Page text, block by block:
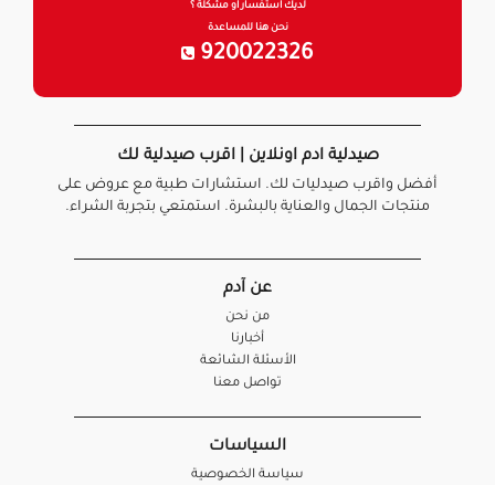
لديك استفسار او مشكلة ؟
نحن هنا للمساعدة
920022326
صيدلية ادم اونلاين | اقرب صيدلية لك
أفضل واقرب صيدليات لك. استشارات طبية مع عروض على
منتجات الجمال والعناية بالبشرة. استمتعي بتجربة الشراء.
عن آدم
من نحن
أخبارنا
الأسئلة الشائعة
تواصل معنا
السياسات
سياسة الخصوصية